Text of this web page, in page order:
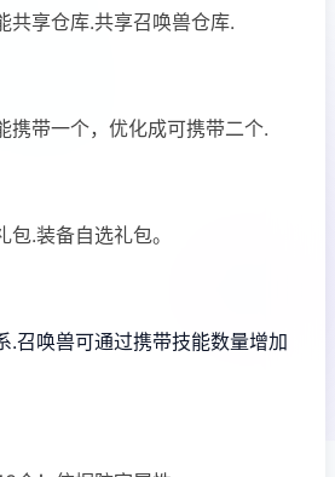
共享仓库.共享召唤兽仓库.
携带一个，优化成可携带二个.
.装备自选礼包。
.召唤兽可通过携带技能数量增加